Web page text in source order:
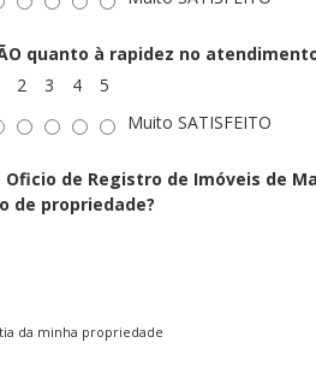
quanto à rapidez no
2 3 4
5
Muito SATISFEITO
Oficio de Registro de Imóveis de
de propriedade?
da minha propriedade